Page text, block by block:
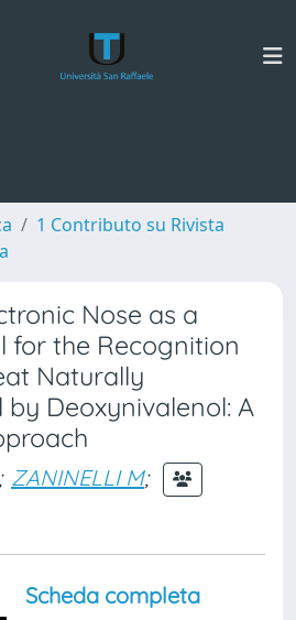
1 Contributo su Rivista
Nose as a
for the Recognition
Naturally
Deoxynivalenol: A
; ZANINELLI M;
Scheda completa